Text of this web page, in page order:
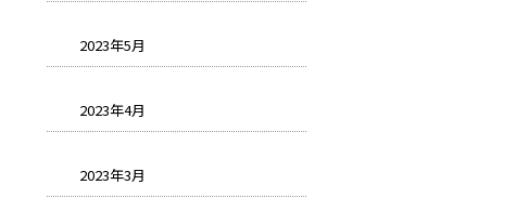
2023年5月
2023年4月
2023年3月